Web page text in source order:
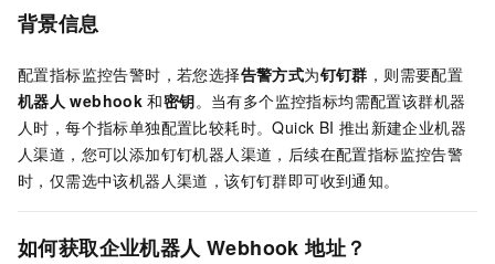
背景信息
配置指标监控告警时，若您选择告警方式为钉钉群 ，则需要配置
机器人 webhook 和密钥。当有多个监控指标均需配置该群机器
人时，每个指标单独配置比较耗时。Quick BI 推出新建企业机器
人渠道，您可以添加钉钉机器人渠道，后续在配置指标监控告警
时，仅需选中该机器人渠道，该钉钉群即可收到通知。
如何获取企业机器人 Webhook 地址？